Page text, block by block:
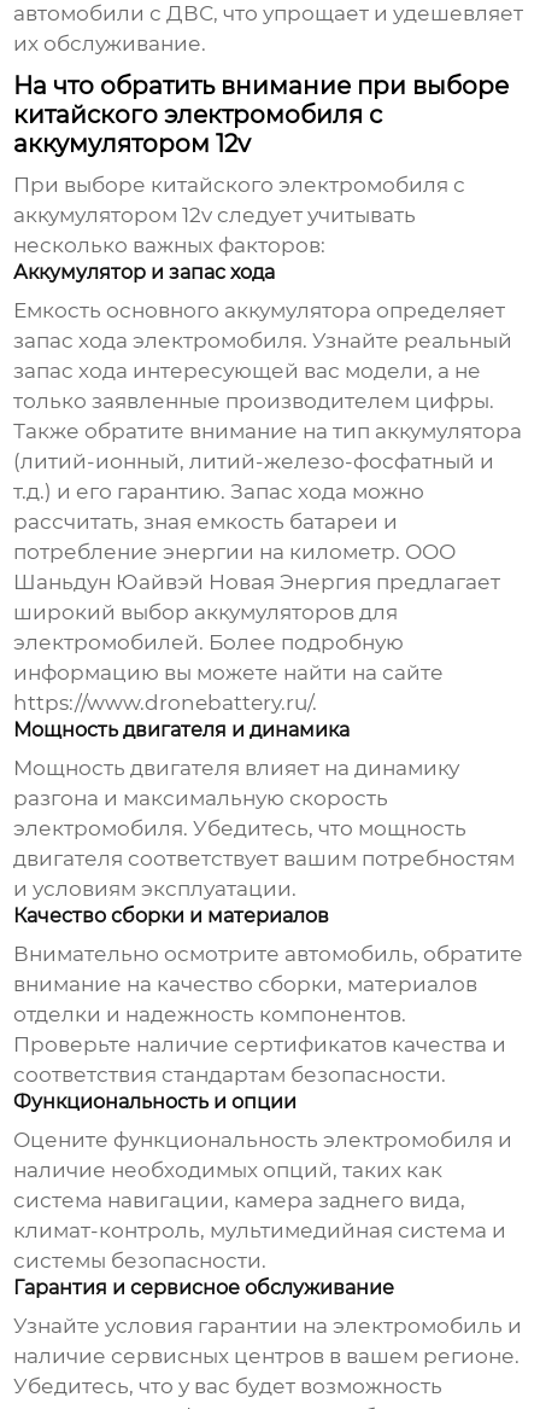
автомобили с ДВС, что упрощает и удешевляет
их обслуживание.
На что обратить внимание при выборе
китайского электромобиля с
аккумулятором 12v
При выборе китайского электромобиля с
аккумулятором 12v следует учитывать
несколько важных факторов:
Аккумулятор и запас хода
Емкость основного аккумулятора определяет
запас хода электромобиля. Узнайте реальный
запас хода интересующей вас модели, а не
только заявленные производителем цифры.
Также обратите внимание на тип аккумулятора
(литий-ионный, литий-железо-фосфатный и
т.д.) и его гарантию. Запас хода можно
рассчитать, зная емкость батареи и
потребление энергии на километр. ООО
Шаньдун Юайвэй Новая Энергия предлагает
широкий выбор аккумуляторов для
электромобилей. Более подробную
информацию вы можете найти на сайте
https://www.dronebattery.ru/.
Мощность двигателя и динамика
Мощность двигателя влияет на динамику
разгона и максимальную скорость
электромобиля. Убедитесь, что мощность
двигателя соответствует вашим потребностям
и условиям эксплуатации.
Качество сборки и материалов
Внимательно осмотрите автомобиль, обратите
внимание на качество сборки, материалов
отделки и надежность компонентов.
Проверьте наличие сертификатов качества и
соответствия стандартам безопасности.
Функциональность и опции
Оцените функциональность электромобиля и
наличие необходимых опций, таких как
система навигации, камера заднего вида,
климат-контроль, мультимедийная система и
системы безопасности.
Гарантия и сервисное обслуживание
Узнайте условия гарантии на электромобиль и
наличие сервисных центров в вашем регионе.
Убедитесь, что у вас будет возможность